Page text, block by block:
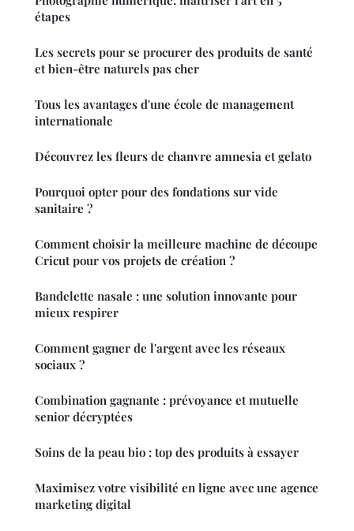
étapes
Les secrets pour se procurer des produits de santé
et bien-être naturels pas cher
Tous les avantages d'une école de management
internationale
Découvrez les fleurs de chanvre amnesia et gelato
Pourquoi opter pour des fondations sur vide
sanitaire ?
Comment choisir la meilleure machine de découpe
Cricut pour vos projets de création ?
Bandelette nasale : une solution innovante pour
mieux respirer
Comment gagner de l'argent avec les réseaux
sociaux ?
Combination gagnante : prévoyance et mutuelle
senior décryptées
Soins de la peau bio : top des produits à essayer
Maximisez votre visibilité en ligne avec une agence
marketing digital